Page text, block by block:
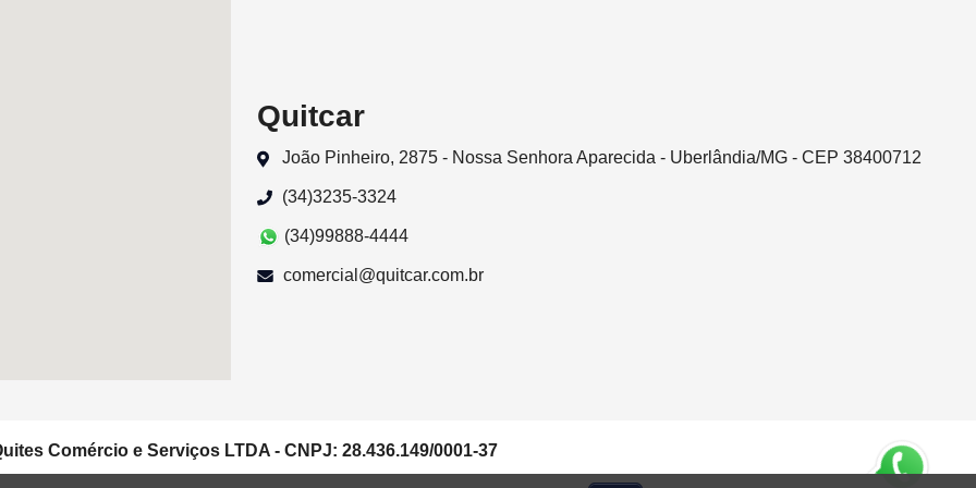
Quitcar
João Pinheiro, 2875 - Nossa Senhora Aparecida - Uberlândia/MG - CEP 38400712
(34)3235-3324
(34)99888-4444
comercial@quitcar.com.br
Comércio e Serviços LTDA - CNPJ: 28.436.149/0001-37